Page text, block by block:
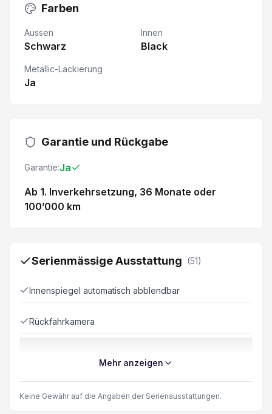
Farben
Aussen
Schwarz
Innen
Black
Metallic-Lackierung
Ja
Garantie und Rückgabe
Garantie:Ja
Ab 1. Inverkehrsetzung, 36 Monate oder
100’000 km
Serienmässige Ausstattung (51)
Innenspiegel automatisch abblendbar
Rückfahrkamera
Zentralverriegelung mit Fernbedienung
Mehr anzeigen
Keine Gewähr auf die Angaben der Serienausstattungen.